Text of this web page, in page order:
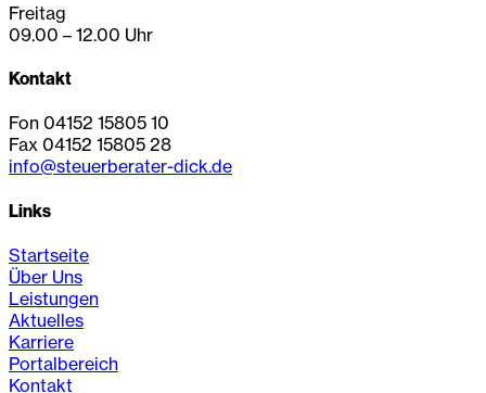
Freitag
09.00 – 12.00 Uhr
Kontakt
Fon 04152 15805 10
Fax 04152 15805 28
info@steuerberater-dick.de
Links
Startseite
Über Uns
Leistungen
Aktuelles
Karriere
Portalbereich
Kontakt